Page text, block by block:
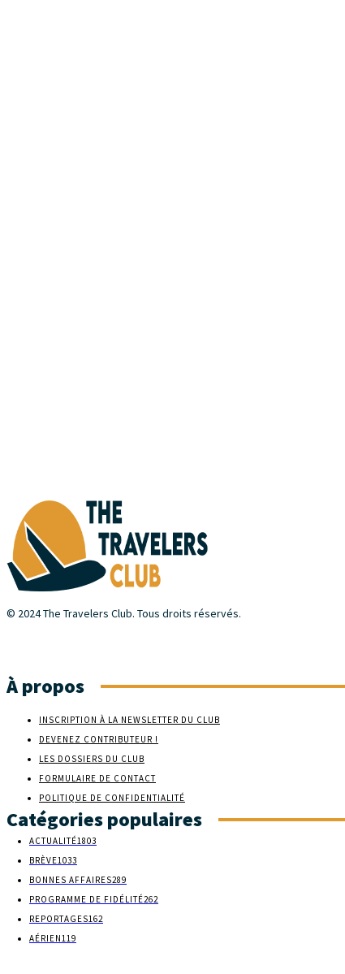
© 2024 The Travelers Club. Tous droits réservés.
À propos
INSCRIPTION À LA NEWSLETTER DU CLUB
DEVENEZ CONTRIBUTEUR !
LES DOSSIERS DU CLUB
FORMULAIRE DE CONTACT
POLITIQUE DE CONFIDENTIALITÉ
Catégories populaires
ACTUALITÉ1803
BRÈVE1033
BONNES AFFAIRES289
PROGRAMME DE FIDÉLITÉ262
REPORTAGES162
AÉRIEN119